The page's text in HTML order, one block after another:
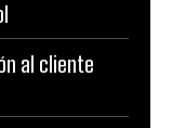
al cliente